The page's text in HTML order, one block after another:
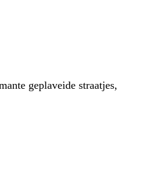
geplaveide straatjes,